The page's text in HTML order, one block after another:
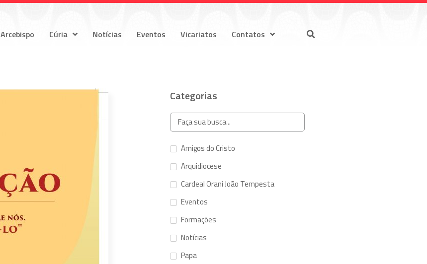
Arcebispo Cúria Notícias Eventos Vicariatos Contatos
Categorias
Amigos do Cristo
Arquidiocese
Cardeal Orani João Tempesta
Eventos
Formações
Notícias
Papa